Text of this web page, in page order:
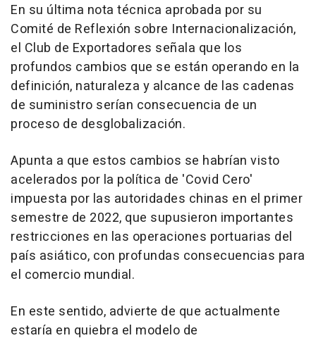
En su última nota técnica aprobada por su
Comité de Reflexión sobre Internacionalización,
el Club de Exportadores señala que los
profundos cambios que se están operando en la
definición, naturaleza y alcance de las cadenas
de suministro serían consecuencia de un
proceso de desglobalización.
Apunta a que estos cambios se habrían visto
acelerados por la política de 'Covid Cero'
impuesta por las autoridades chinas en el primer
semestre de 2022, que supusieron importantes
restricciones en las operaciones portuarias del
país asiático, con profundas consecuencias para
el comercio mundial.
En este sentido, advierte de que actualmente
estaría en quiebra el modelo de